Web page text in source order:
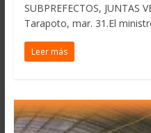
SUBPREFECTOS, JUNTAS
Tarapoto, mar. 31.El
Leer más